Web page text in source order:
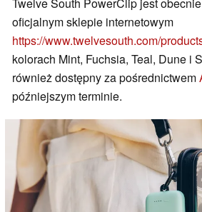
oficjalnym sklepie internetowym
https://www.twelvesouth.com/
kolorach Mint, Fuchsia, Teal, Dune i
również dostępny za pośrednictwem
późniejszym terminie.